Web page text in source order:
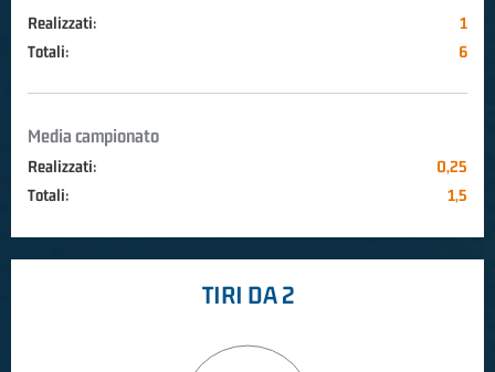
Realizzati:
1
Totali:
6
Media campionato
Realizzati:
0,25
Totali:
1,5
TIRI DA 2